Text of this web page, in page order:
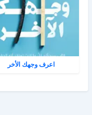
اعرف وجهك الأخر